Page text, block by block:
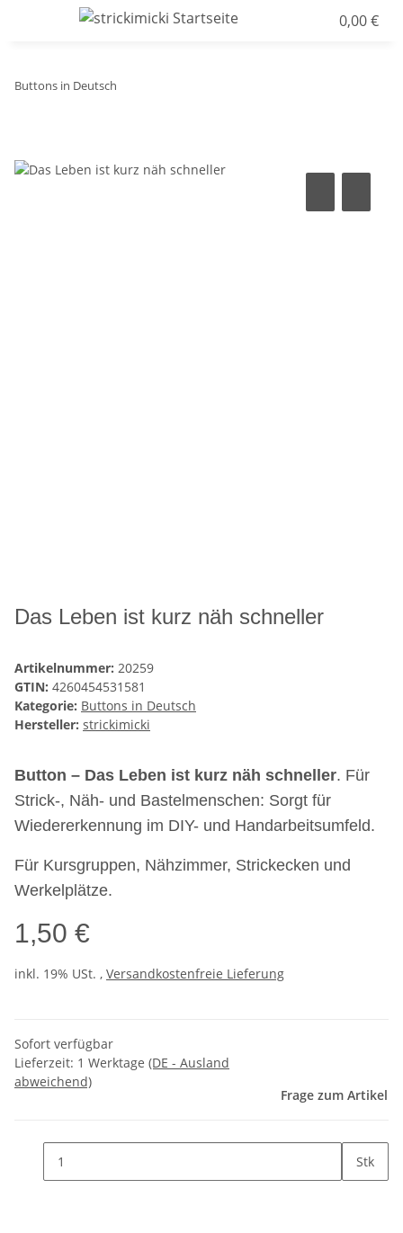
0,00 €
Buttons in Deutsch
Das Leben ist kurz näh schneller
Artikelnummer: 20259
GTIN: 4260454531581
Kategorie: Buttons in Deutsch
Hersteller: strickimicki
Button – Das Leben ist kurz näh schneller. Für
Strick-, Näh- und Bastelmenschen: Sorgt für
Wiedererkennung im DIY- und Handarbeitsumfeld.
Für Kursgruppen, Nähzimmer, Strickecken und
Werkelplätze.
1,50 €
inkl. 19% USt. , Versandkostenfreie Lieferung
Sofort verfügbar
Lieferzeit: 1 Werktage (DE - Ausland
abweichend)
Frage zum Artikel
Stk